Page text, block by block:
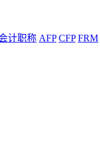
计职称 AFP CFP FRM